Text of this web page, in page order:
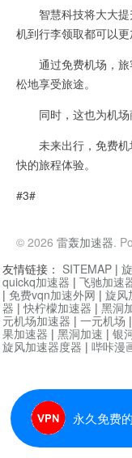
智慧科技将大大提
机到行李领取都可以更
通过免费机场，旅
松地享受旅途。
同时，这也为机场
未来出行，免费机
快的旅程体验。
#3#
© 2026 雷轰加速器.
永久免费
友情链接： SITEMAP |
quickq加速器 | 飞驰加速
| 免费vqn加速外网 | 旋风
器 |快柠檬加速器 | 黑洞
元机场加速器 | 一元机场 |
果加速器 | 黑洞加速 | 银
旋风加速器度器 | 哔咔漫